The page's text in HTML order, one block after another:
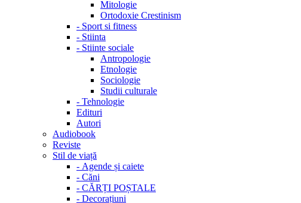
Mitologie
Ortodoxie Crestinism
- Sport si fitness
- Stiinta
- Stiinte sociale
Antropologie
Etnologie
Sociologie
Studii culturale
- Tehnologie
Edituri
Autori
Audiobook
Reviste
Stil de viață
- Agende și caiete
- Căni
- CĂRȚI POȘTALE
- Decorațiuni